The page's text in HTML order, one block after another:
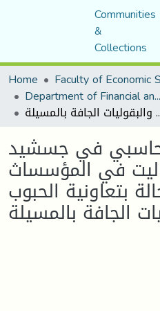
Communities
&
Collections
Home
Department of Financial and Accounting Sciences
حالة بتعاونية الحبوب والبقوليات الجافة بالمسيلة
في جسشيد
في المؤسساث
بتعاونية الحبوب
الجافة بالمسيلة